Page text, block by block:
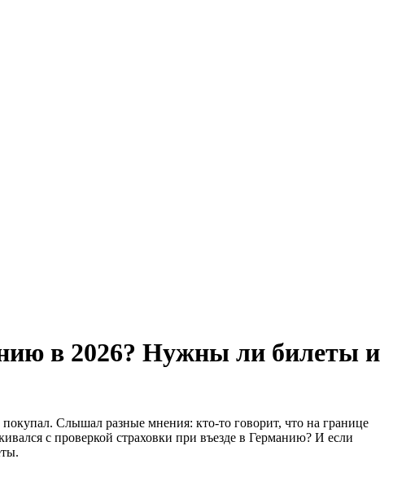
в 2026? Нужны ли билеты и
Слышал разные мнения: кто-то говорит, что на границе
с проверкой страховки при въезде в Германию? И если